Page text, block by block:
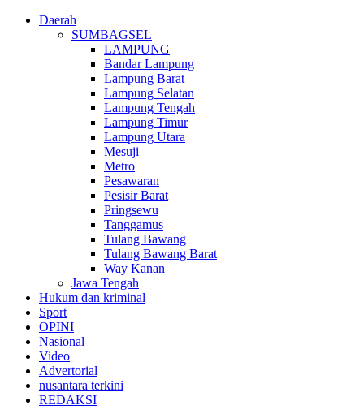
Daerah
SUMBAGSEL
LAMPUNG
Bandar Lampung
Lampung Barat
Lampung Selatan
Lampung Tengah
Lampung Timur
Lampung Utara
Mesuji
Metro
Pesawaran
Pesisir Barat
Pringsewu
Tanggamus
Tulang Bawang
Tulang Bawang Barat
Way Kanan
Jawa Tengah
Hukum dan kriminal
Sport
OPINI
Nasional
Video
Advertorial
nusantara terkini
REDAKSI